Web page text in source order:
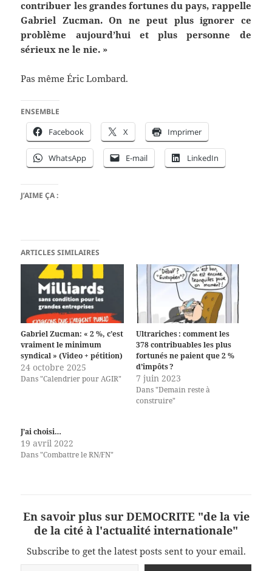
contribuer les grandes fortunes du pays, rappelle
Gabriel Zucman. On ne peut plus ignorer ce
problème aujourd’hui et plus personne de
sérieux ne le nie. »
Pas même Éric Lombard.
ENSEMBLE
Facebook X Imprimer
WhatsApp E-mail LinkedIn
J’AIME ÇA :
ARTICLES SIMILAIRES
Gabriel Zucman: « 2 %, c’est
vraiment le minimum
syndical » (Video + pétition)
24 octobre 2025
Dans "Calendrier pour AGIR"
Ultrariches : comment les
378 contribuables les plus
fortunés ne paient que 2 %
d’impôts ?
7 juin 2023
Dans "Demain reste à
construire"
J’ai choisi…
19 avril 2022
Dans "Combattre le RN/FN"
En savoir plus sur DEMOCRITE "de la vie
de la cité à l'actualité internationale"
Subscribe to get the latest posts sent to your email.
Saisissez votre adresse e-mail…